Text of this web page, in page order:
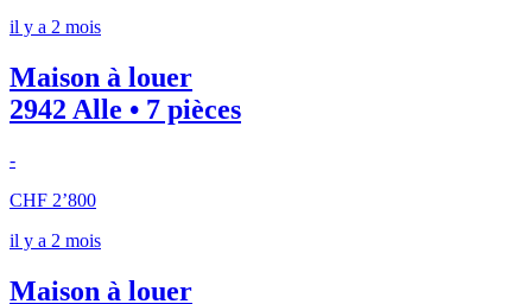
il y a 2 mois
Maison à louer
2942 Alle • 7 pièces
-
CHF 2’800
il y a 2 mois
Maison à louer